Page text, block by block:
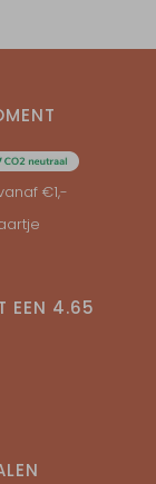
€1,-
EEN 4.65